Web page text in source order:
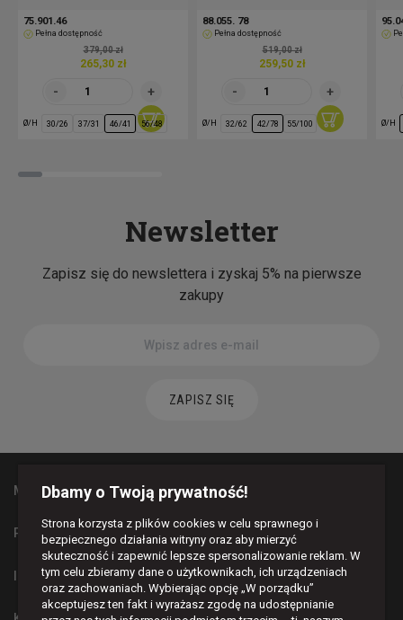
75.901.46
Pełna dostępność
379,00 zł
265,30 zł
Ø/H 30/26 37/31 46/41 56/48
88.055. 78
Pełna dostępność
519,00 zł
259,50 zł
Ø/H 32/62 42/78 55/100 Ø/H
Newsletter
Zapisz się do newslettera i zyskaj 5% na pierwsze
zakupy
ZAPISZ SIĘ
MAPA STRONY
PŁATNOŚCI I DOSTAWA
INFORMACJE
Dbamy o Twoją prywatność!
Strona korzysta z plików cookies w celu sprawnego i
bezpiecznego działania witryny oraz aby mierzyć
skuteczność i zapewnić lepsze spersonalizowanie reklam. W
tym celu zbieramy dane o użytkownikach, ich urządzeniach
oraz zachowaniach. Wybierając opcję „W porządku”
akceptujesz ten fakt i wyrażasz zgodę na udostępnianie